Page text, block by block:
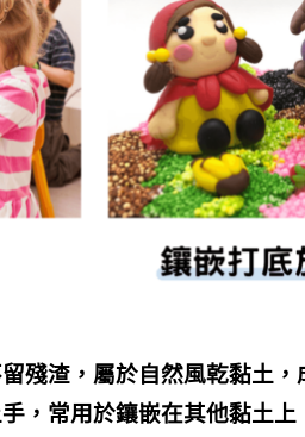
殘渣，屬於自然風乾黏土，
，常用於鑲嵌在其他黏土